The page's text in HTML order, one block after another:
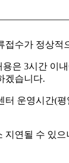
접수가 정상적
용은 3시간 이
겠습니다.
터 운영시간(평
지연될 수 있